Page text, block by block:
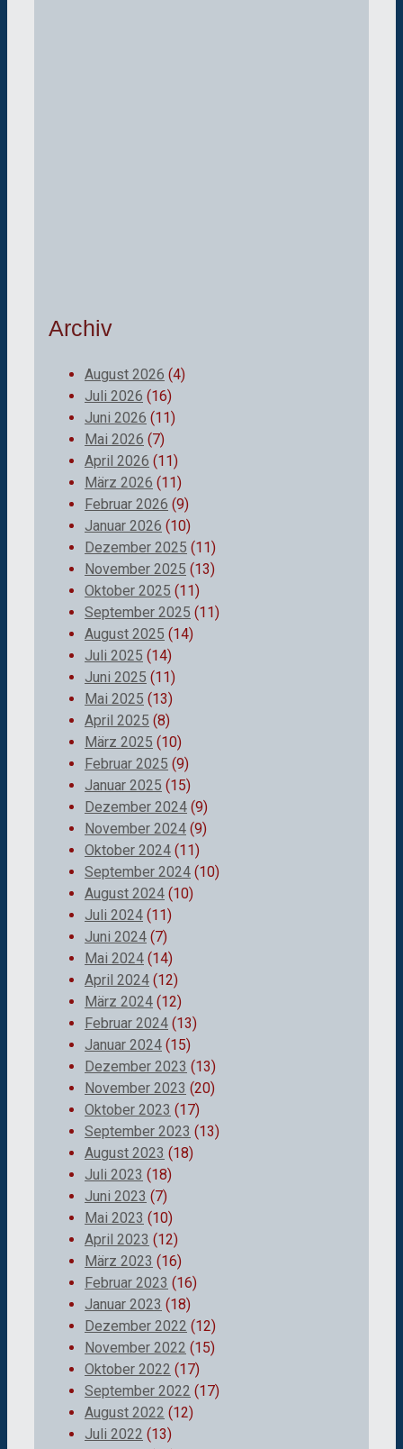
Archiv
August 2026 (4)
Juli 2026 (16)
Juni 2026 (11)
Mai 2026 (7)
April 2026 (11)
März 2026 (11)
Februar 2026 (9)
Januar 2026 (10)
Dezember 2025 (11)
November 2025 (13)
Oktober 2025 (11)
September 2025 (11)
August 2025 (14)
Juli 2025 (14)
Juni 2025 (11)
Mai 2025 (13)
April 2025 (8)
März 2025 (10)
Februar 2025 (9)
Januar 2025 (15)
Dezember 2024 (9)
November 2024 (9)
Oktober 2024 (11)
September 2024 (10)
August 2024 (10)
Juli 2024 (11)
Juni 2024 (7)
Mai 2024 (14)
April 2024 (12)
März 2024 (12)
Februar 2024 (13)
Januar 2024 (15)
Dezember 2023 (13)
November 2023 (20)
Oktober 2023 (17)
September 2023 (13)
August 2023 (18)
Juli 2023 (18)
Juni 2023 (7)
Mai 2023 (10)
April 2023 (12)
März 2023 (16)
Februar 2023 (16)
Januar 2023 (18)
Dezember 2022 (12)
November 2022 (15)
Oktober 2022 (17)
September 2022 (17)
August 2022 (12)
Juli 2022 (13)